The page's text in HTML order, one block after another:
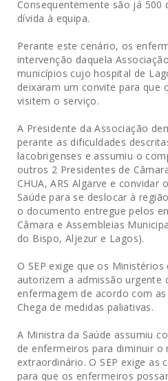
Consequentemente são já 500
dívida à equipa.
Perante este cenário, os
intervenção daquela
municípios cujo hospital de
deixaram um convite para que
visitem o serviço.
A Presidente da Associação
perante as dificuldades
lacobrigenses e assumiu o
outros 2 Presidentes de
CHUA, ARS Algarve e convidar
Saúde para se deslocar à
o documento entregue pelos
Câmara e Assembleias
do Bispo, Aljezur e Lagos).
O SEP exige que os Ministérios
autorizem a admissão urgente
enfermagem de acordo com as
Chega de medidas paliativas.
A Ministra da Saúde assumiu
de enfermeiros para diminuir o
extraordinário. O SEP exige as
para que os enfermeiros